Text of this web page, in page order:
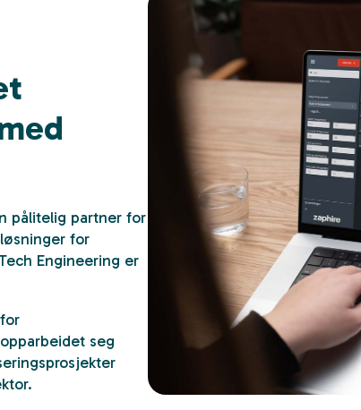
pålitelig partner for
for
Engineering er
seg